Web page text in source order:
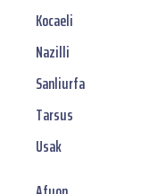
Kocaeli
Nazilli
Sanliurfa
Tarsus
Usak